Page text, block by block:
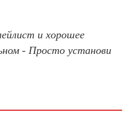
и хорошее
- Просто установи